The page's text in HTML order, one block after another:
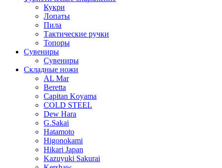
Кукри
Лопаты
Пила
Тактические ручки
Топоры
Сувениры
Сувениры
Складные ножи
AL Mar
Beretta
Capitan Koyama
COLD STEEL
Dew Hara
G.Sakai
Hatamoto
Higonokami
Hikari Japan
Kazuyuki Sakurai